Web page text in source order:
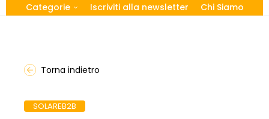
Categorie Iscriviti alla newsletter Chi Siamo
Torna indietro
SOLAREB2B